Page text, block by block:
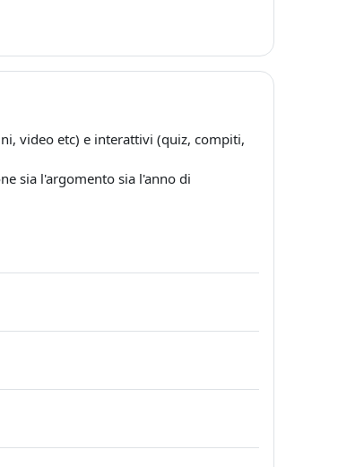
video etc) e interattivi (quiz, compiti,
sia l'argomento sia l'anno di